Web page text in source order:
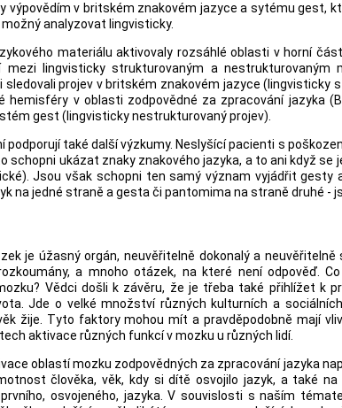
výpovědím v britském znakovém jazyce a sytému gest,
analyzovat lingvisticky.
materiálu aktivovaly rozsáhlé oblasti v horní
mezi lingvisticky strukturovaným a nestrukturovaným
sledovali projev v britském znakovém jazyce (lingvisticky
hemisféry v oblasti zodpovědné za zpracování jazyka
gest (lingvisticky nestrukturovaný projev).
podporují také další výzkumy. Neslyšící pacienti s
schopni ukázat znaky znakového jazyka, a to ani když
Jsou však schopni ten samý význam vyjádřit
na jedné straně a gesta či pantomima na straně druhé -
je úžasný orgán, neuvěřitelně dokonalý a
a mnoho otázek, na které není odpověď.
Vědci došli k závěru, že je třeba také přihlížet k
Jde o velké množství různých kulturních a
žije. Tyto faktory mohou mít a pravděpodobně mají
aktivace různých funkcí v mozku u různých lidí.
oblastí mozku zodpovědných za zpracování jazyka
člověka, věk, kdy si dítě osvojilo jazyk, a také
osvojeného, jazyka. V souvislosti s naším